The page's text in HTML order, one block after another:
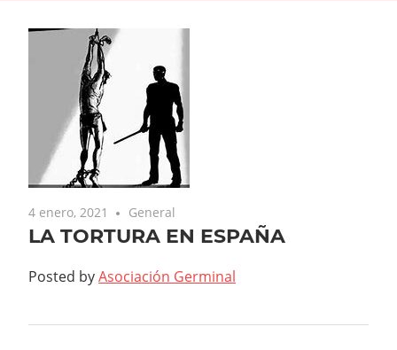
4 enero, 2021 General
LA TORTURA EN ESPAÑA
Posted byAsociación Germinal